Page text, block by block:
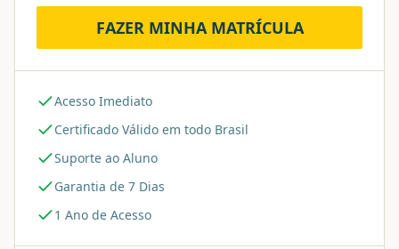
FAZER MINHA MATRÍCULA
Acesso Imediato
Certificado Válido em todo Brasil
Suporte ao Aluno
Garantia de 7 Dias
1 Ano de Acesso